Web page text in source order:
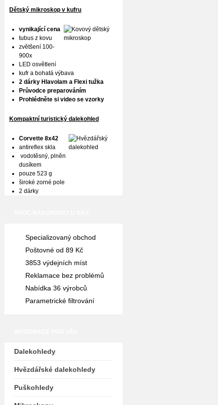
Dětský mikroskop v kufru
vynikající cena
tubus z kovu
zvětšení 100-
900x
LED osvětlení
kufr a bohatá výbava
2 dárky Hlavolam a Flexi tužka
Průvodce preparováním
Prohlédněte si video se vzorky
Kompaktní turistický dalekohled
Corvette 8x42
antireflex skla
vodotěsný, plněn
dusíkem
pouze 523 g
široké zorné pole
2 dárky
Specializovaný obchod
Poštovné od 89 Kč
3853 výdejních míst
Reklamace bez problémů
Nabídka 36 výrobců
Parametrické filtrování
Dalekohledy
Hvězdářské dalekohledy
Puškohledy